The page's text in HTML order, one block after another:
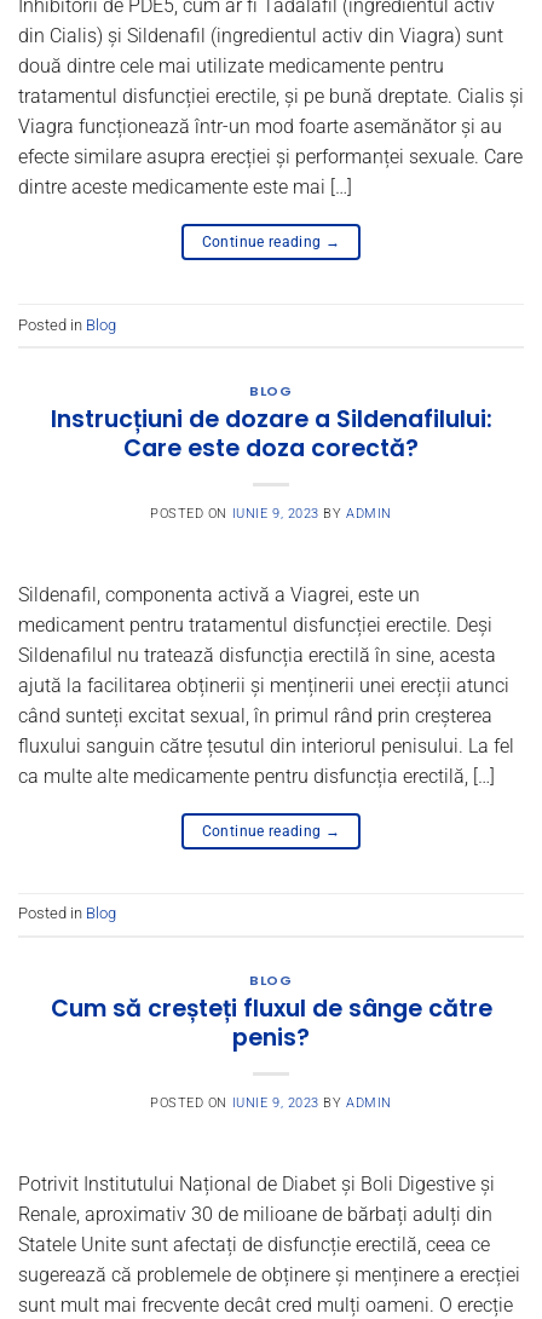
Inhibitorii de PDE5, cum ar fi Tadalafil (ingredientul activ
din Cialis) și Sildenafil (ingredientul activ din Viagra) sunt
două dintre cele mai utilizate medicamente pentru
tratamentul disfuncției erectile, și pe bună dreptate. Cialis și
Viagra funcționează într-un mod foarte asemănător și au
efecte similare asupra erecției și performanței sexuale. Care
dintre aceste medicamente este mai […]
Continue reading →
Posted in Blog
BLOG
Instrucțiuni de dozare a Sildenafilului:
Care este doza corectă?
POSTED ON IUNIE 9, 2023 BYADMIN
Sildenafil, componenta activă a Viagrei, este un
medicament pentru tratamentul disfuncției erectile. Deși
Sildenafilul nu tratează disfuncția erectilă în sine, acesta
ajută la facilitarea obținerii și menținerii unei erecții atunci
când sunteți excitat sexual, în primul rând prin creșterea
fluxului sanguin către țesutul din interiorul penisului. La fel
ca multe alte medicamente pentru disfuncția erectilă, […]
Continue reading →
Posted in Blog
BLOG
Cum să creșteți fluxul de sânge către
penis?
POSTED ON IUNIE 9, 2023 BYADMIN
Potrivit Institutului Național de Diabet și Boli Digestive și
Renale, aproximativ 30 de milioane de bărbați adulți din
Statele Unite sunt afectați de disfuncție erectilă, ceea ce
sugerează că problemele de obținere și menținere a erecției
sunt mult mai frecvente decât cred mulți oameni. O erecție